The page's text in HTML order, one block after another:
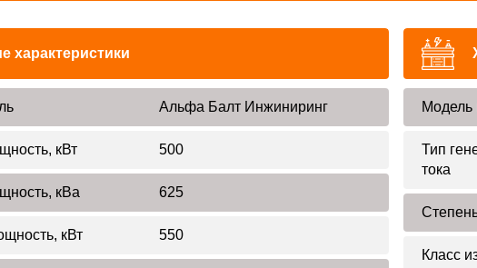
характеристики
Альфа Балт Инжиниринг
кВт 500
кВа 625
кВт 550
Модель
Тип
тока
Класс